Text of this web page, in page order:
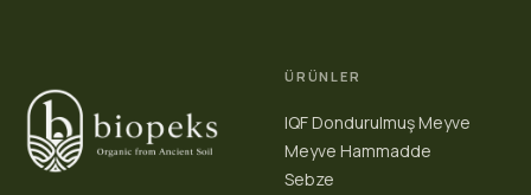
ÜRÜNLER
IQF Dondurulmuş Meyve
Meyve Hammadde
Sebze